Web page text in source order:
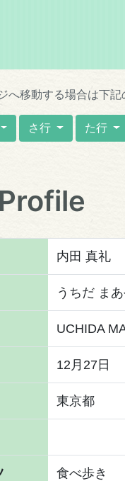
へ移動する場合は下記
さ行 た行
内田 真礼
うちだ ま
UCHIDA
12月27日
東京都
食べ歩き